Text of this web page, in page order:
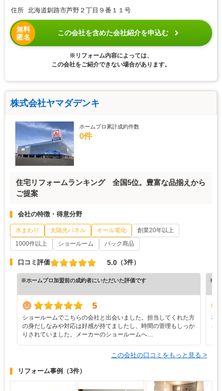
住所 北海道釧路市芦野２丁目９番１１号
無料
匿名
この会社を含めた会社紹介を申込む
※リフォーム内容によっては、
この会社をご紹介できない場合があります。
株式会社ヤマダデンキ
ホームプロ累計成約件数
0件
住宅リフォームランキング 全国5位。豊富な品揃えから
ご提案
会社の特徴・得意分野
水まわり 太陽光パネル オール電化
創業20年以上
1000件以上
ショールーム パック商品
口コミ評価 5.0 （3件）
※ホームプロ加盟前の成約者にいただいた評価です
5
ショールームでこちらの会社と出会いました。担当してくれた方
の身だしなみや対応は好感が持てましたし、時間の管理もしっか
りされていました。メーカーのショールームへ…
※ホ
な
ろ
この会社の口コミをもっと見る >
リフォーム事例 （3件）